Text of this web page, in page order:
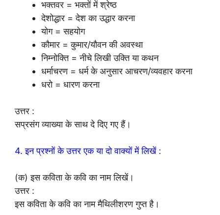
भक्तवर = भक्तों में श्रेष्ठ
देशोद्धार = देश का उद्धार करना
योग = सहयोग
कौमार = कुमार/यौवन की अवस्था
निम्नोक्ति = नीचे लिखी उक्ति या कथन
धर्माचरण = धर्म के अनुसार आचरण/व्यवहार करना
धरो = धारण करना
उत्तर :
सप्रसंग व्याख्या के साथ दे दिए गए हैं।
4. इन प्रश्नों के उत्तर एक या दो वाक्यों में लिखें :
(क) इस कविता के कवि का नाम लिखें।
उत्तर :
इस कविता के कवि का नाम मैथिलीशरण गुप्त है।